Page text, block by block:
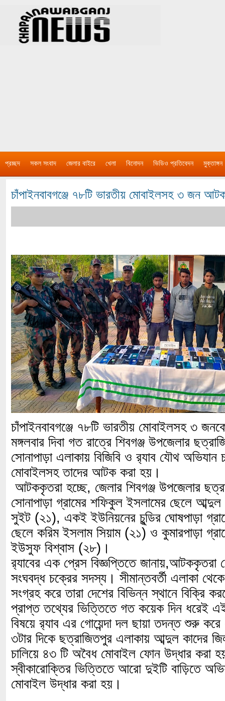
প্রচ্ছদ সকল সংবাদ জেলার বাইরে খেলা বিনোদন ভিডিও প্রতিবেদন মুক্তাঙ্গন
চাঁপাইনবাবগঞ্জে ৭৮টি ভারতীয় মোবাইলসহ ৩ জন
চাঁপাইনবাবগঞ্জে ৭৮টি ভারতীয় মোবাইলসহ ৩
মঙ্গলবার দিবা গত রাত্রে শিবগঞ্জ উপজেলার
সোনাপাড়া এলাকায় বিজিবি ও র‌্যাব যৌথ অভিযান
মোবাইলসহ তাদের আটক করা হয়।
আটককৃতরা হচ্ছে, জেলার শিবগঞ্জ উপজেলার
সোনাপাড়া গ্রামের শফিকুল ইসলামের ছেলে আব্দুল
সুইট (২১), একই ইউনিয়নের চুন্ডির ঘোষপাড়া
ছেলে করিম ইসলাম সিয়াম (২১) ও কুমারপাড়া
ইউসুফ বিশ্বাস (২৮)।
র‍্যাবের এক প্রেস বিজ্ঞপ্তিতে জানায়,আটককৃতরা
সংঘবদ্ধ চক্রের সদস্য। সীমান্তবর্তী এলাকা
সংগ্রহ করে তারা দেশের বিভিন্ন স্থানে বিক্রি
প্রাপ্ত তথ্যের ভিত্তিতে গত কয়েক দিন ধরেই এই
বিষয়ে র‌্যাব এর গোয়েন্দা দল ছায়া তদন্ত শুরু
৩টার দিকে ছত্রাজিতপুর এলাকায় আব্দুল কাদের
চালিয়ে ৪৩ টি অবৈধ মোবাইল ফোন উদ্ধার করা
স্বীকারোক্তির ভিত্তিতে আরো দুইটি বাড়িতে
মোবাইল উদ্ধার করা হয়।